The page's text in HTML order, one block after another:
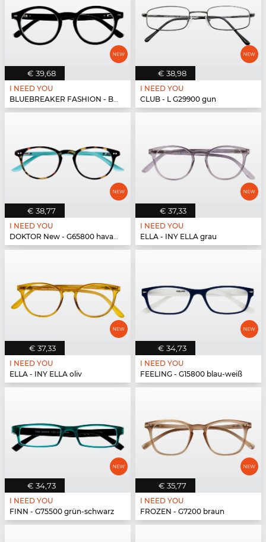
€ 39,68
I NEED YOU
BLUEBREAKER FASHION - BLUEBR Fashion G79400 s...
€ 38,98
I NEED YOU
CLUB - L G29900 gun
€ 38,77
I NEED YOU
DOKTOR New - G65800 havanna-türkis
€ 37,33
I NEED YOU
ELLA - INY ELLA grau
€ 37,33
I NEED YOU
ELLA - INY ELLA oliv
€ 34,73
I NEED YOU
FEELING - G15800 blau-weiß
€ 34,73
I NEED YOU
FINN - G75500 grün-schwarz
€ 35,77
I NEED YOU
FROZEN - G7200 braun